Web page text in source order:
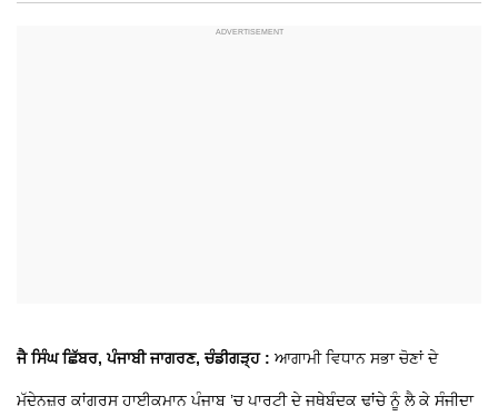
ਜੈ ਸਿੰਘ ਛਿੱਬਰ, ਪੰਜਾਬੀ ਜਾਗਰਣ, ਚੰਡੀਗੜ੍ਹ : ਆਗਾਮੀ ਵਿਧਾਨ ਸਭਾ ਚੋਣਾਂ ਦੇ
ਮੱਦੇਨਜ਼ਰ ਕਾਂਗਰਸ ਹਾਈਕਮਾਨ ਪੰਜਾਬ ’ਚ ਪਾਰਟੀ ਦੇ ਜਥੇਬੰਦਕ ਢਾਂਚੇ ਨੂੰ ਲੈ ਕੇ ਸੰਜੀਦਾ